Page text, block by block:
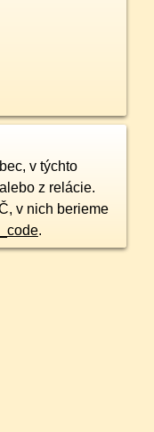
v týchto
z relácie.
v nich berieme
.